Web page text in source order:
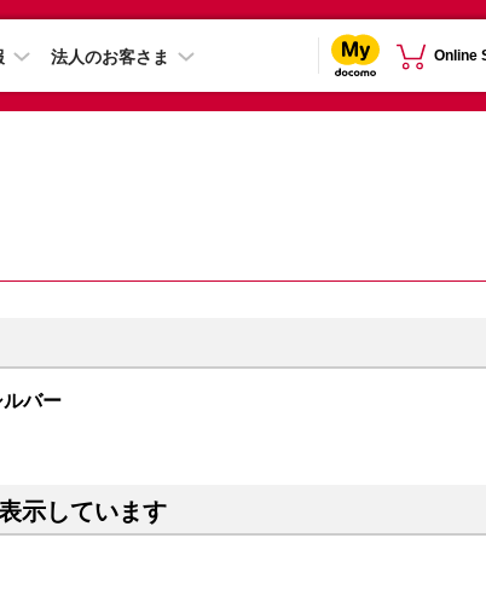
法人のお客さま Online
バー
示しています